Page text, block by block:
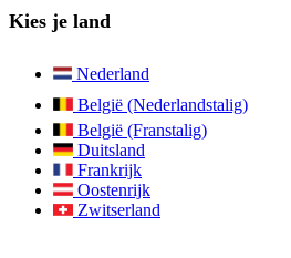
Kies je land
Nederland
België (Nederlandstalig)
België (Franstalig)
Duitsland
Frankrijk
Oostenrijk
Zwitserland